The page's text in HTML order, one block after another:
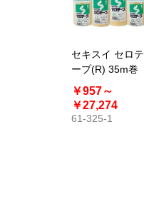
セキスイ セロテ
ープ(R) 35m巻
￥957～
￥27,274
61-325-1